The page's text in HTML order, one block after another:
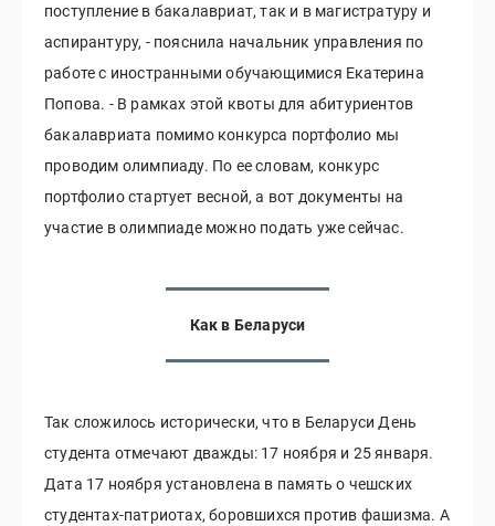
поступление в бакалавриат, так и в магистратуру и
аспирантуру, - пояснила начальник управления по
работе с иностранными обучающимися Екатерина
Попова. - В рамках этой квоты для абитуриентов
бакалавриата помимо конкурса портфолио мы
проводим олимпиаду. По ее словам, конкурс
портфолио стартует весной, а вот документы на
участие в олимпиаде можно подать уже сейчас.
Как в Беларуси
Так сложилось исторически, что в Беларуси День
студента отмечают дважды: 17 ноября и 25 января.
Дата 17 ноября установлена в память о чешских
студентах-патриотах, боровшихся против фашизма. А